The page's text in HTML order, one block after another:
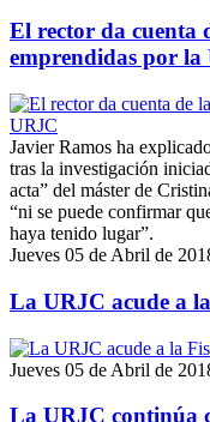
El rector da cuenta
emprendidas por la
Javier Ramos ha
tras la investigación
acta” del máster de
“ni se puede confirmar
haya tenido lugar”.
Jueves 05 de Abril de
La URJC acude a
Jueves 05 de Abril de
La URJC continúa